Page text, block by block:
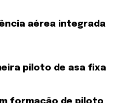
aérea integrada
piloto de asa fixa